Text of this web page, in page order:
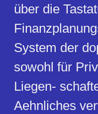
über die
System der
sowohl für
Liegen-
Aehnliches